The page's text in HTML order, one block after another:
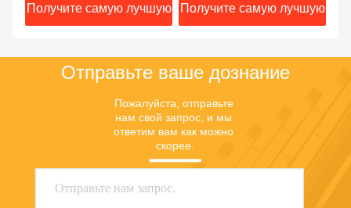
Bioregulator
Получите самую лучшую Получите самую лучшую
Отправьте ваше дознание
Пожалуйста, отправьте
нам свой запрос, и мы
ответим вам как можно
скорее.